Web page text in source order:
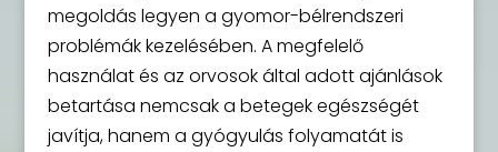
megoldás legyen a gyomor-bélrendszeri
problémák kezelésében. A megfelelő
használat és az orvosok által adott ajánlások
betartása nemcsak a betegek egészségét
javítja, hanem a gyógyulás folyamatát is